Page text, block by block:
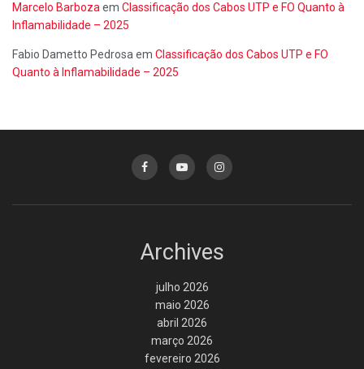
Marcelo Barbozaem Classificação dos Cabos UTP e FO Quanto à
Inflamabilidade – 2025
Fabio Dametto Pedrosaem Classificação dos Cabos UTP e FO
Quanto à Inflamabilidade – 2025
Archives
julho 2026
maio 2026
abril 2026
março 2026
fevereiro 2026